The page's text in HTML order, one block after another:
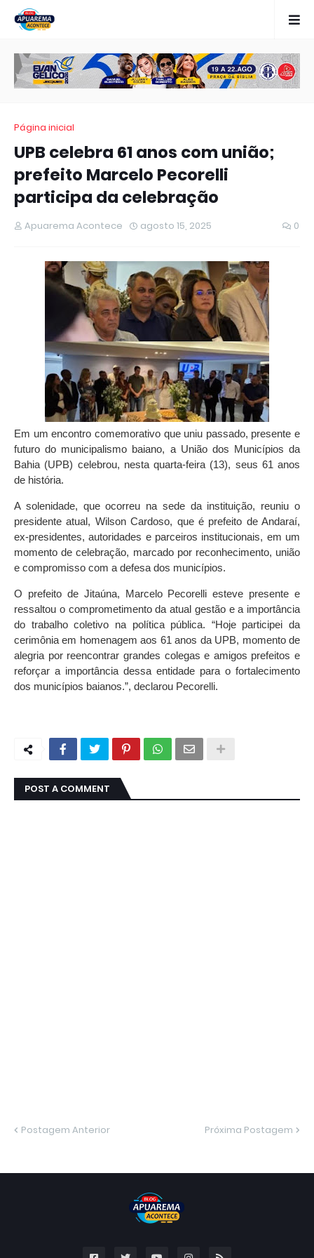
Página inicial
UPB celebra 61 anos com união;
prefeito Marcelo Pecorelli
participa da celebração
Apuarema Acontece agosto 15, 2025 0
Em um encontro comemorativo que uniu passado, presente e
futuro do municipalismo baiano, a União dos Municípios da
Bahia (UPB) celebrou, nesta quarta-feira (13), seus 61 anos
de história.
A solenidade, que ocorreu na sede da instituição, reuniu o
presidente atual, Wilson Cardoso, que é prefeito de Andaraí,
ex-presidentes, autoridades e parceiros institucionais, em um
momento de celebração, marcado por reconhecimento, união
e compromisso com a defesa dos municípios.
O prefeito de Jitaúna, Marcelo Pecorelli esteve presente e
ressaltou o comprometimento da atual gestão e a importância
do trabalho coletivo na política pública. “Hoje participei da
cerimônia em homenagem aos 61 anos da UPB, momento de
alegria por reencontrar grandes colegas e amigos prefeitos e
reforçar a importância dessa entidade para o fortalecimento
dos municípios baianos.”, declarou Pecorelli.
POST A COMMENT
Postagem Anterior Próxima Postagem